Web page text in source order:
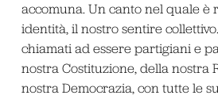
accomuna. Un canto nel quale è
identità, il nostro sentire
chiamati ad essere partigiani e
nostra Costituzione, della nostra
nostra Democrazia, con tutte le